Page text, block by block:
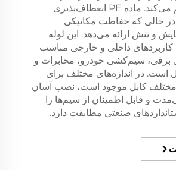
کابل‌ها و اتصالات سیم می‌کند. ماده PE انعطاف‌پذیری
حالی که حفاظت مکانیکی
و تنش ارائه می‌دهد. این لوله
کاربردهای داخلی و خارجی مناسب
سیم‌کشی خودرو، مخابرات و
است. در اندازه‌های مختلف برای
کابل موجود است، نصب آسان
و قابل اطمینان از سیم‌ها را
صنعتی مطابقت دارد.